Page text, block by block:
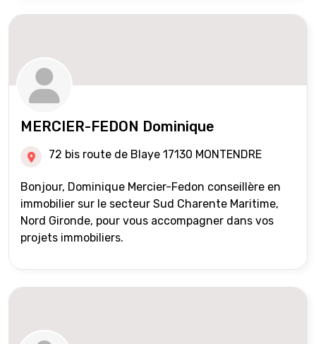
MERCIER-FEDON Dominique
72 bis route de Blaye 17130 MONTENDRE
Bonjour, Dominique Mercier-Fedon conseillère en
immobilier sur le secteur Sud Charente Maritime,
Nord Gironde, pour vous accompagner dans vos
projets immobiliers.